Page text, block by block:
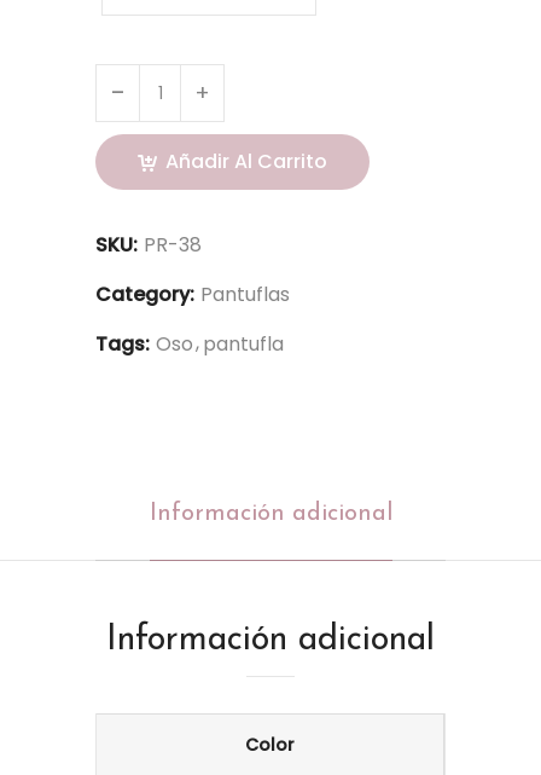
Añadir Al Carrito
SKU: PR-38
Category: Pantuflas
Tags: Oso pantufla
Información adicional
Información adicional
Color